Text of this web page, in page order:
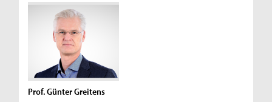
Prof. Günter Greitens